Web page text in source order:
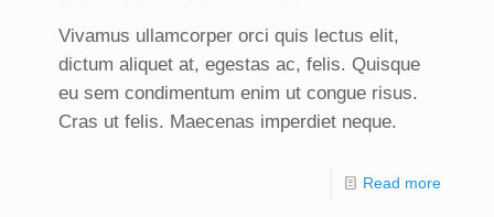
Vivamus ullamcorper orci quis lectus elit,
dictum aliquet at, egestas ac, felis. Quisque
eu sem condimentum enim ut congue risus.
Cras ut felis. Maecenas imperdiet neque.
Read more